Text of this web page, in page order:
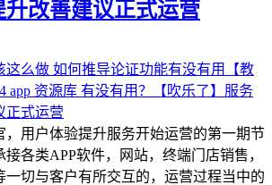
改善建议正式运营
，用户体验提升服务开始运营的第一期节
各类APP软件，网站，终端门店销售，
一切与客户有所交互的，运营过程当中的